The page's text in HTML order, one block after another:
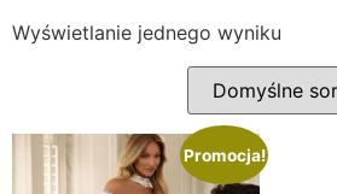
Wyświetlanie jednego wyniku
Promocja!